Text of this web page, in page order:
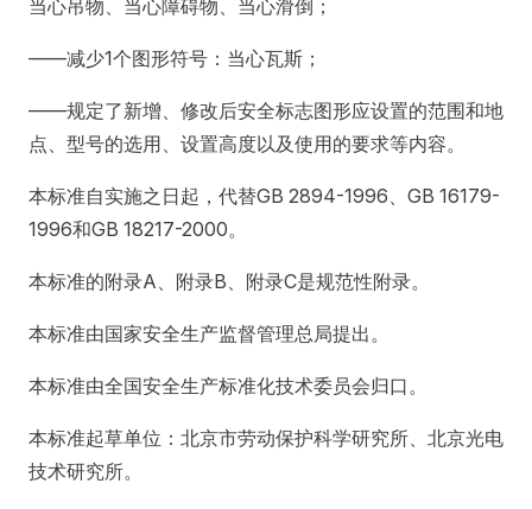
当心吊物、当心障碍物、当心滑倒；
——减少1个图形符号：当心瓦斯；
——规定了新增、修改后安全标志图形应设置的范围和地
点、型号的选用、设置高度以及使用的要求等内容。
本标准自实施之日起，代替GB 2894-1996、GB 16179-
1996和GB 18217-2000。
本标准的附录A、附录B、附录C是规范性附录。
本标准由国家安全生产监督管理总局提出。
本标准由全国安全生产标准化技术委员会归口。
本标准起草单位：北京市劳动保护科学研究所、北京光电
技术研究所。